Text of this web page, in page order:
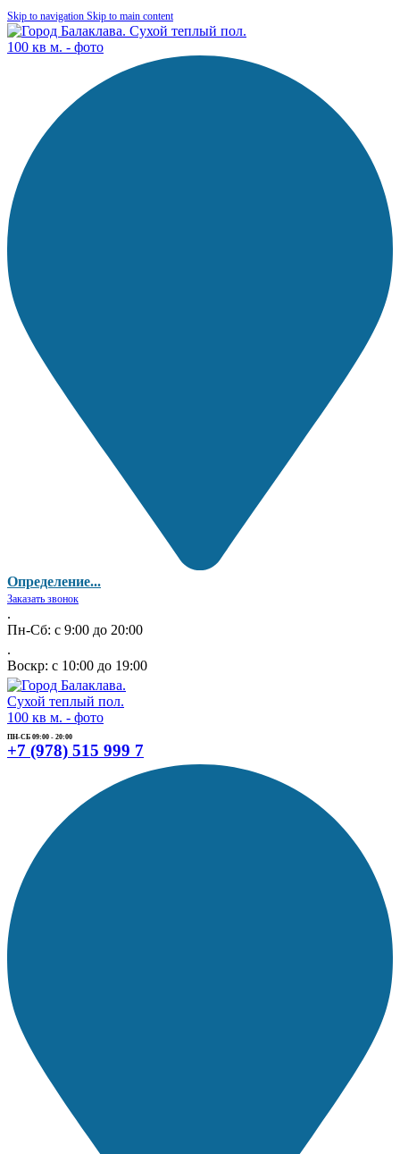
Skip to navigation Skip to main content
Определение...
Заказать звонок
.
Пн-Сб: с 9:00 до 20:00
.
Воскр: с 10:00 до 19:00
ПН-СБ 09:00 - 20:00
+7 (978) 515 999 7